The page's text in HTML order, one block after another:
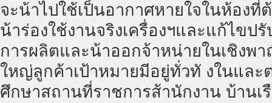
จะน้าไปใช้เป็นอากาศหายใจในห้อง
น้าร่องใช้งานจริงเครื่องฯและแก้ไขป
การผลิตและน้าออกจ้าหน่ายในเชิง
ใหญ่ลูกค้าเป้าหมายมีอยู่ทั่วทั งในและ
ศึกษาสถานที่ราชการส้านักงาน บ้านเ